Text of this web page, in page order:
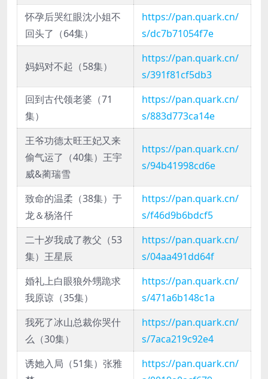
怀孕后哭红眼沈小姐不
回头了（64集）
https://pan.quark.cn/
s/dc7b71054f7e
妈妈对不起（58集）
https://pan.quark.cn/
s/391f81cf5db3
回到古代领老婆（71
集）
https://pan.quark.cn/
s/883d773ca14e
王爷功德太旺王妃又来
偷气运了（40集）王宇
威&蔺瑞雪
https://pan.quark.cn/
s/94b41998cd6e
致命的温柔（38集）于
龙＆杨洛仟
https://pan.quark.cn/
s/f46d9b6bdcf5
二十岁我成了教父（53
集）王星辰
https://pan.quark.cn/
s/04aa491dd64f
婚礼上白眼狼外甥跪求
我原谅（35集）
https://pan.quark.cn/
s/471a6b148c1a
我死了冰山总裁你哭什
么（30集）
https://pan.quark.cn/
s/7aca219c92e4
诱她入局（51集）张雅
https://pan.quark.cn/